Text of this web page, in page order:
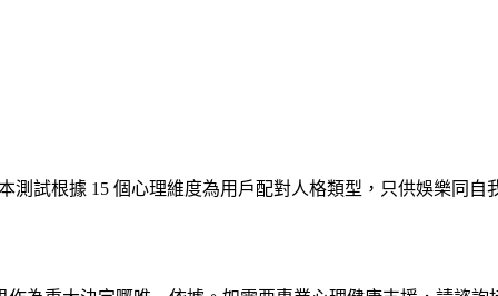
測試根據 15 個心理維度為用戶配對人格類型，只供娛樂同自